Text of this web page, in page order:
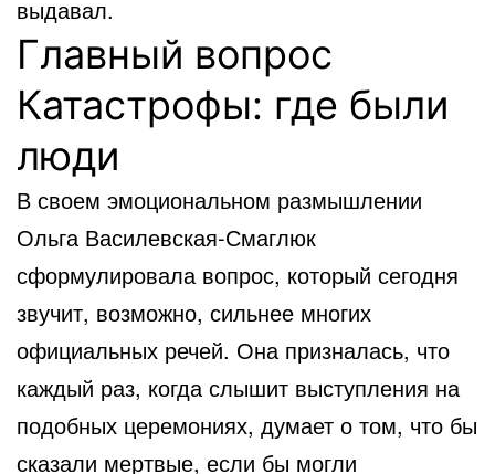
выдавал.
Главный вопрос
Катастрофы: где были
люди
В своем эмоциональном размышлении
Ольга Василевская-Смаглюк
сформулировала вопрос, который сегодня
звучит, возможно, сильнее многих
официальных речей. Она призналась, что
каждый раз, когда слышит выступления на
подобных церемониях, думает о том, что бы
сказали мертвые, если бы могли